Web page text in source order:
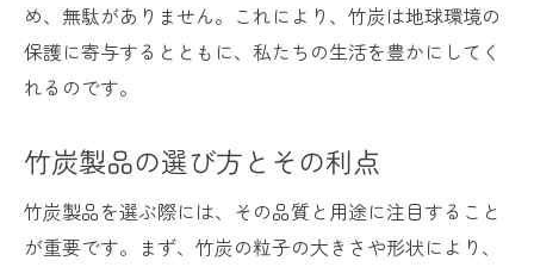
め、無駄がありません。これにより、竹炭は地球環境の
保護に寄与するとともに、私たちの生活を豊かにしてく
れるのです。
竹炭製品の選び方とその利点
竹炭製品を選ぶ際には、その品質と用途に注目すること
が重要です。まず、竹炭の粒子の大きさや形状により、